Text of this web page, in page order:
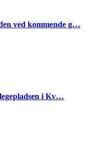
ved kommende g…
i Kv…